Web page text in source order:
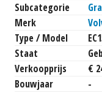
Subcategorie
Merk
Type / Model
Staat
Verkoopprijs
€
Bouwjaar
-